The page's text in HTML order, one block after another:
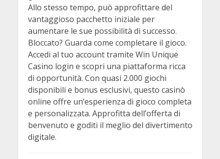
Allo stesso tempo, può approfittare del
vantaggioso pacchetto iniziale per
aumentare le sue possibilità di successo.
Bloccato? Guarda come completare il gioco.
Accedi al tuo account tramite Win Unique
Casino login e scopri una piattaforma ricca
di opportunità. Con quasi 2.000 giochi
disponibili e bonus esclusivi, questo casinò
online offre un’esperienza di gioco completa
e personalizzata. Approfitta dell’offerta di
benvenuto e goditi il meglio del divertimento
digitale.